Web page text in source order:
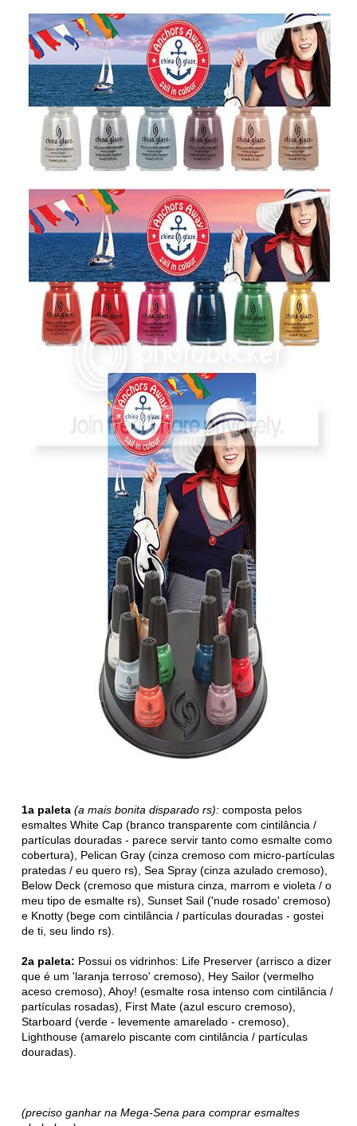
1a paleta (a mais bonita disparado rs): composta pelos
esmaltes White Cap (branco transparente com cintilância /
partículas douradas - parece servir tanto como esmalte como
cobertura), Pelican Gray (cinza cremoso com micro-partículas
pratedas / eu quero rs), Sea Spray (cinza azulado cremoso),
Below Deck (cremoso que mistura cinza, marrom e violeta / o
meu tipo de esmalte rs), Sunset Sail ('nude rosado' cremoso)
e Knotty (bege com cintilância / partículas douradas - gostei
de ti, seu lindo rs).
2a paleta: Possui os vidrinhos: Life Preserver (arrisco a dizer
que é um 'laranja terroso' cremoso), Hey Sailor (vermelho
aceso cremoso), Ahoy! (esmalte rosa intenso com cintilância /
partículas rosadas), First Mate (azul escuro cremoso),
Starboard (verde - levemente amarelado - cremoso),
Lighthouse (amarelo piscante com cintilância / partículas
douradas).
(preciso ganhar na Mega-Sena para comprar esmaltes